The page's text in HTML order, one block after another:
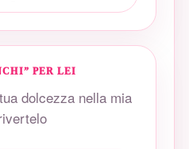
PER LEI
dolcezza nella mia